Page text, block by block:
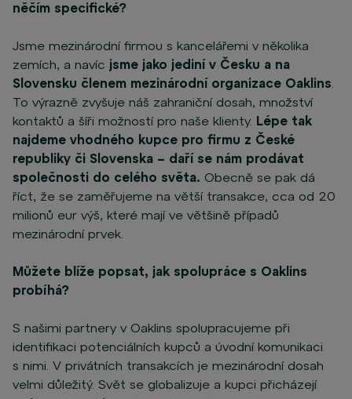
něčím specifické?
Jsme mezinárodní firmou s kancelářemi v několika
zemích, a navíc jsme jako jediní v Česku a na
Slovensku členem mezinárodní organizace Oaklins
To výrazně zvyšuje náš zahraniční dosah, množství
kontaktů a šíři možností pro naše klienty. Lépe tak
najdeme vhodného kupce pro firmu z České
republiky či Slovenska – daří se nám prodávat
společnosti do celého světa. Obecně se pak dá
říct, že se zaměřujeme na větší transakce, cca od 20
milionů eur výš, které mají ve většině případů
mezinárodní prvek.
Můžete blíže popsat, jak spolupráce s Oaklins
probíhá?
S našimi partnery v Oaklins spolupracujeme při
identifikaci potenciálních kupců a úvodní komunikaci
s nimi. V privátních transakcích je mezinárodní dosah
velmi důležitý. Svět se globalizuje a kupci přicházejí